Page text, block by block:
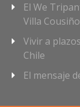
El We
Villa Cousiño
Vivir a
Chile
El mensaje